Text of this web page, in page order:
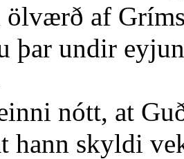
af
þar undir
nótt, at
hann skyldi